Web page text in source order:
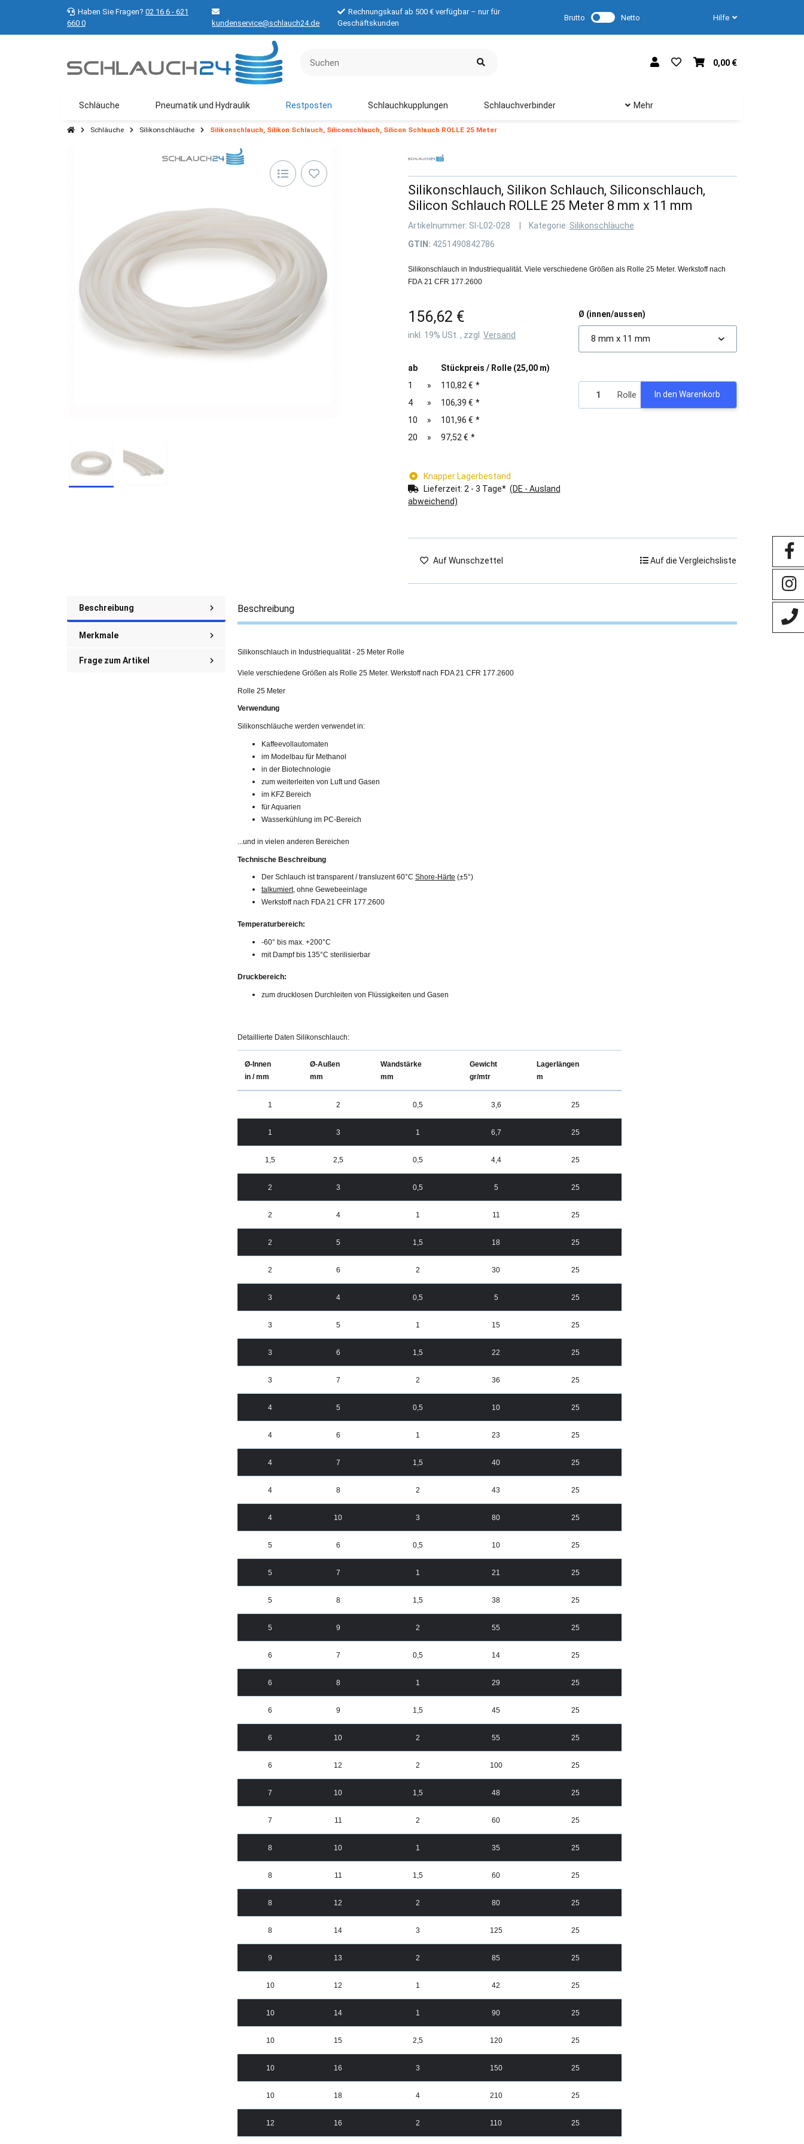
Haben Sie Fragen? 02 16 6 - 621
660 0
kundenservice@schlauch24.de
Rechnungskauf ab 500 € verfügbar – nur für
Geschäftskunden
Brutto Netto Hilfe
0,00 €
Schläuche Pneumatik und Hydraulik Restposten Schlauchkupplungen Schlauchverbinder Mehr
Schläuche Silikonschläuche Silikonschlauch, Silikon Schlauch, Siliconschlauch, Silicon Schlauch ROLLE 25 Meter
Silikonschlauch, Silikon Schlauch, Siliconschlauch,
Silicon Schlauch ROLLE 25 Meter 8 mm x 11 mm
Artikelnummer: SI-L02-028 Kategorie: Silikonschläuche
GTIN: 4251490842786
Silikonschlauch in Industriequalität. Viele verschiedene Größen als Rolle 25 Meter. Werkstoff nach
FDA 21 CFR 177.2600
156,62 €
inkl. 19% USt. , zzgl. Versand
ab
Stückpreis / Rolle (25,00 m)
1
» 110,82 € *
4
» 106,39 € *
10
» 101,96 € *
20
» 97,52 € *
Knapper Lagerbestand
Lieferzeit: 2 - 3 Tage* (DE - Ausland
abweichend)
Ø (innen/aussen)
8 mm x 11 mm
Rolle In den Warenkorb
Auf Wunschzettel Auf die Vergleichsliste
Beschreibung
Merkmale
Frage zum Artikel
Beschreibung
Silikonschlauch in Industriequalität - 25 Meter Rolle
Viele verschiedene Größen als Rolle 25 Meter. Werkstoff nach FDA 21 CFR 177.2600
Rolle 25 Meter
Verwendung
Silikonschläuche werden verwendet in:
Kaffeevollautomaten
im Modelbau für Methanol
in der Biotechnologie
zum weiterleiten von Luft und Gasen
im KFZ Bereich
für Aquarien
Wasserkühlung im PC-Bereich
...und in vielen anderen Bereichen
Technische Beschreibung
Der Schlauch ist transparent / transluzent 60°C Shore-Härte (±5°)
talkumiert, ohne Gewebeeinlage
Werkstoff nach FDA 21 CFR 177.2600
Temperaturbereich:
-60° bis max. +200°C
mit Dampf bis 135°C sterilisierbar
Druckbereich:
zum drucklosen Durchleiten von Flüssigkeiten und Gasen
Detaillierte Daten Silikonschlauch:
Ø-Innen
in / mm
Ø-Außen
mm
Wandstärke
mm
Gewicht
gr/mtr
Lagerlängen
m
1 2 0,5 3,6 25
1 3 1 6,7 25
1,5 2,5 0,5 4,4 25
2 3 0,5 5 25
2 4 1 11 25
2 5 1,5 18 25
2 6 2 30 25
3 4 0,5 5 25
3 5 1 15 25
3 6 1,5 22 25
3 7 2 36 25
4 5 0,5 10 25
4 6 1 23 25
4 7 1,5 40 25
4 8 2 43 25
4 10 3 80 25
5 6 0,5 10 25
5 7 1 21 25
5 8 1,5 38 25
5 9 2 55 25
6 7 0,5 14 25
6 8 1 29 25
6 9 1,5 45 25
6 10 2 55 25
6 12 2 100 25
7 10 1,5 48 25
7 11 2 60 25
8 10 1 35 25
8 11 1,5 60 25
8 12 2 80 25
8 14 3 125 25
9 13 2 85 25
10 12 1 42 25
10 14 1 90 25
10 15 2,5 120 25
10 16 3 150 25
10 18 4 210 25
12 16 2 110 25